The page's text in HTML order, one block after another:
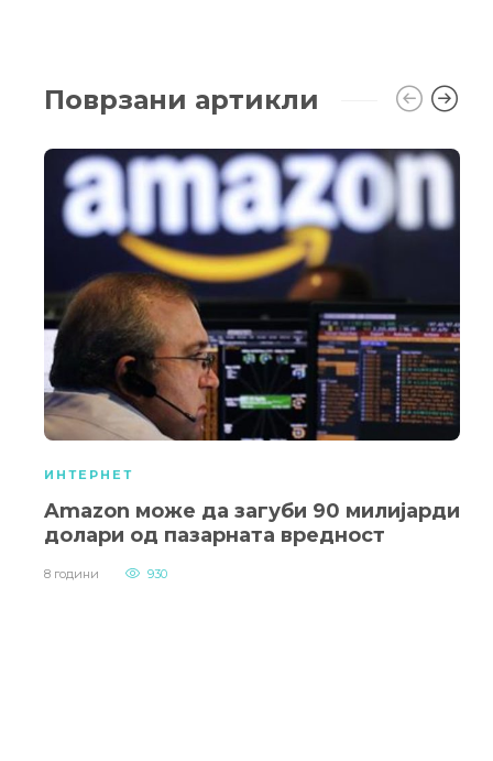
Поврзани артикли
ИНТЕРНЕТ
Amazon може да загуби 90 милијарди
долари од пазарната вредност
8 години 930